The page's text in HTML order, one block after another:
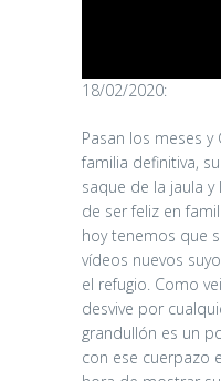
18/02/2020:
Pasan los meses
familia definitiva,
saque de la jaula
de ser feliz en
hoy tenemos que
vídeos nuevos
el refugio. Como
desvive por
grandullón es un
con ese cuerpazo